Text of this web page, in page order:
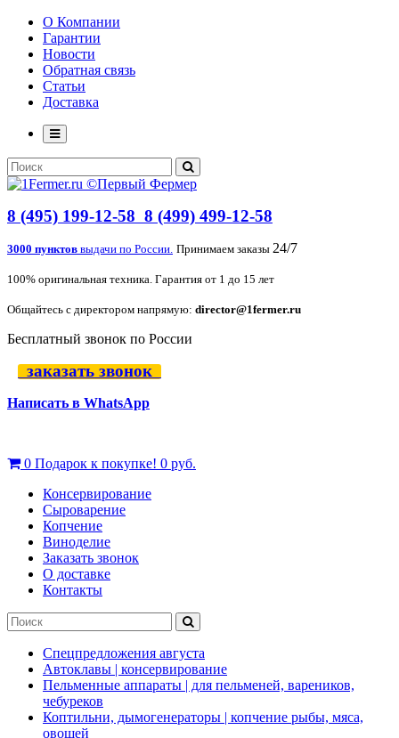
О Компании
Гарантии
Новости
Обратная связь
Статьи
Доставка
8 (495) 199-12-58 8 (499) 499-12-58
3000 пунктов выдачи по России. Принимаем заказы 24/7
100% оригинальная техника. Гарантия от 1 до 15 лет
Общайтесь с директором напрямую: director@1fermer.ru
Бесплатный звонок по России
заказать звонок
Написать в WhatsApp
0 Подарок к покупке! 0 руб.
Консервирование
Сыроварение
Копчение
Виноделие
Заказать звонок
О доставке
Контакты
Спецпредложения августа
Автоклавы | консервирование
Пельменные аппараты | для пельменей, вареников,
чебуреков
Коптильни, дымогенераторы | копчение рыбы, мяса,
овощей